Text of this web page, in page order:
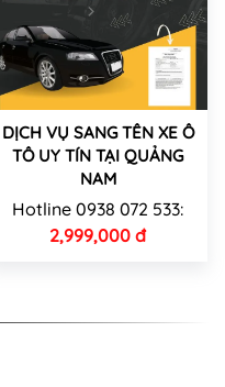
DỊCH VỤ SANG TÊN XE Ô
TÔ UY TÍN TẠI QUẢNG
NAM
Hotline 0938 072 533:
2,999,000 đ